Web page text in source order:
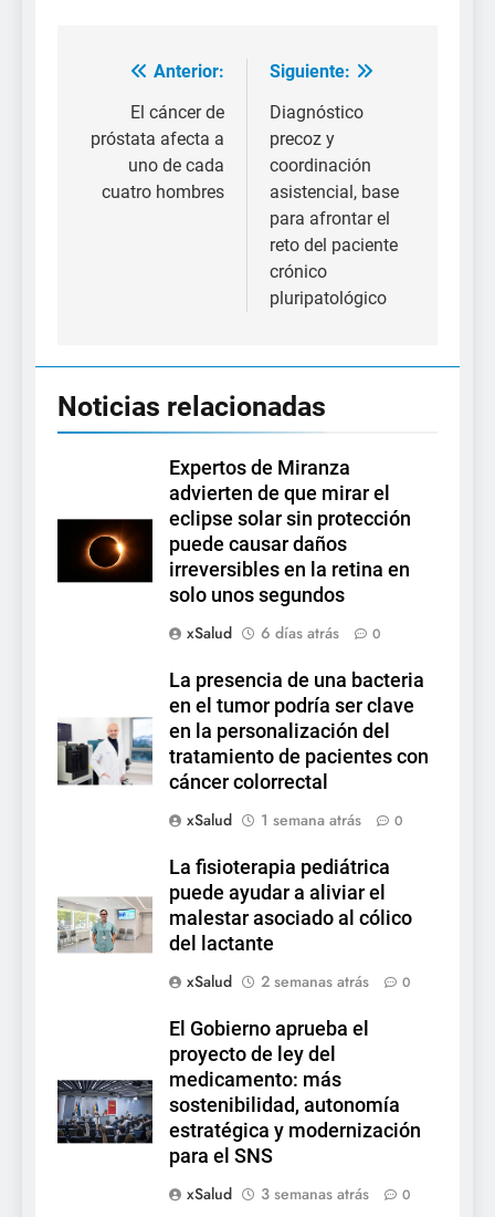
Navegación
entradas
Anterior:
El cáncer de
próstata afecta a
uno de cada
cuatro hombres
Siguiente:
Diagnóstico
precoz y
coordinación
asistencial, base
para afrontar el
reto del paciente
crónico
pluripatológico
Noticias relacionadas
Expertos de Miranza
advierten de que mirar el
eclipse solar sin protección
puede causar daños
irreversibles en la retina en
solo unos segundos
xSalud
6 días atrás 0
La presencia de una bacteria
en el tumor podría ser clave
en la personalización del
tratamiento de pacientes con
cáncer colorrectal
xSalud
1 semana atrás 0
La fisioterapia pediátrica
puede ayudar a aliviar el
malestar asociado al cólico
del lactante
xSalud
2 semanas atrás 0
El Gobierno aprueba el
proyecto de ley del
medicamento: más
sostenibilidad, autonomía
estratégica y modernización
para el SNS
xSalud
3 semanas atrás 0